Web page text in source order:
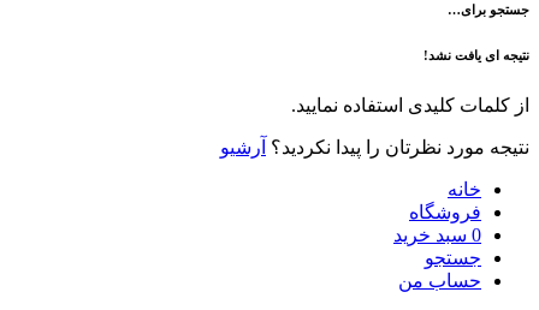
نشد!
کلیدی استفاده نمایید.
نظرتان را پیدا نکردید؟ آرشیو
سبد خرید
من